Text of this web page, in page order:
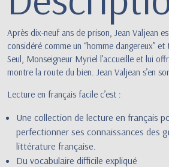
Après dix-neuf ans de prison, Jean Valjean
considéré comme un “homme dangereux”
Seul, Monseigneur Myriel l’accueille et lui
montre la route du bien. Jean Valjean s’en
Lecture en français facile c’est :
Une collection de lecture en français
perfectionner ses connaissances des
littérature française.
Du vocabulaire difficile expliqué